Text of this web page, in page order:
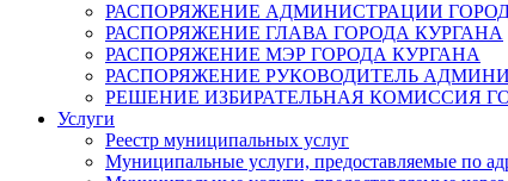
РАСПОРЯЖЕНИЕ АДМИНИСТРАЦИИ
РАСПОРЯЖЕНИЕ ГЛАВА ГОРОДА КУРГАНА
РАСПОРЯЖЕНИЕ МЭР ГОРОДА КУРГАНА
РАСПОРЯЖЕНИЕ РУКОВОДИТЕЛЬ
РЕШЕНИЕ ИЗБИРАТЕЛЬНАЯ КОМИССИЯ
Услуги
Реестр муниципальных услуг
Муниципальные услуги, предоставляемые по